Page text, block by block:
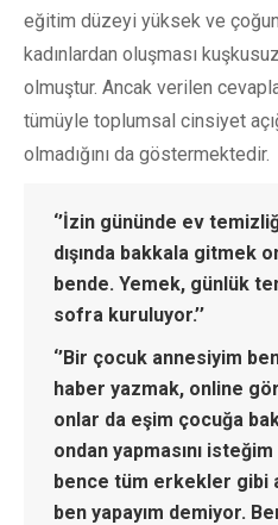
eğitim düzeyi yüksek ve
kadınlardan oluşması
olmuştur. Ancak verilen
tümüyle toplumsal cinsiyet
olmadığını da göstermektedir.
‘’İzin gününde ev
dışında bakkala gitmek
bende. Yemek, günlük
sofra kuruluyor.’’
‘’Bir çocuk annesiyim
haber yazmak, online
onlar da eşim çocuğa
ondan yapmasını
bence tüm erkekler gibi
ben yapayım demiyor.